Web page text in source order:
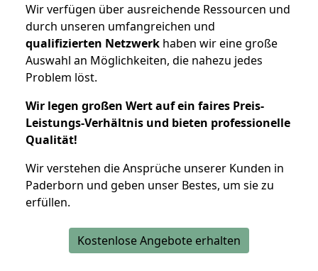
Wir verfügen über ausreichende Ressourcen und
durch unseren umfangreichen und
qualifizierten Netzwerk haben wir eine große
Auswahl an Möglichkeiten, die nahezu jedes
Problem löst.
Wir legen großen Wert auf ein faires Preis-
Leistungs-Verhältnis und bieten professionelle
Qualität!
Wir verstehen die Ansprüche unserer Kunden in
Paderborn und geben unser Bestes, um sie zu
erfüllen.
Kostenlose Angebote erhalten